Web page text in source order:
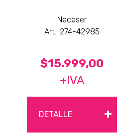
Neceser
Art.: 274-42985
$15.999,00
+IVA
DETALLE +